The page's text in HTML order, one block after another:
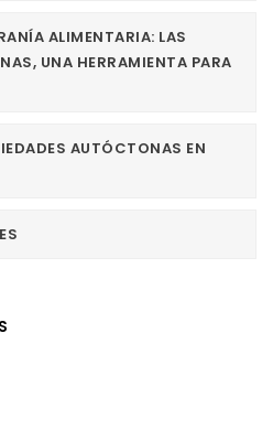
ALIMENTARIA: LAS
UNA HERRAMIENTA PARA
AUTÓCTONAS EN